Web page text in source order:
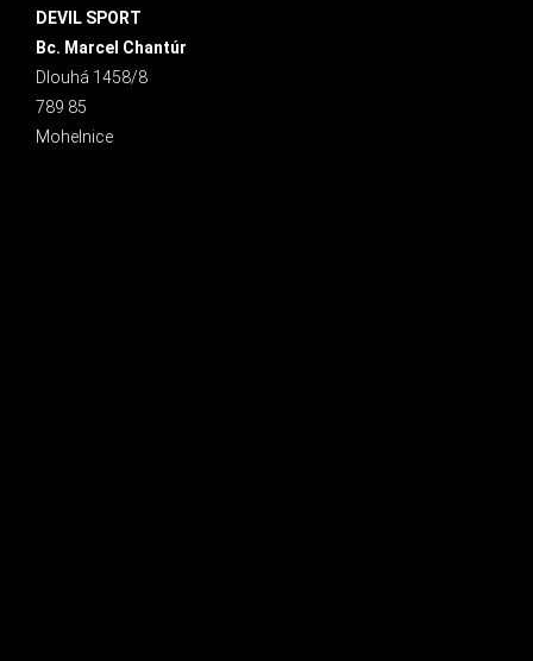
DEVIL SPORT
Bc. Marcel Chantúr
Dlouhá 1458/8
789 85
Mohelnice